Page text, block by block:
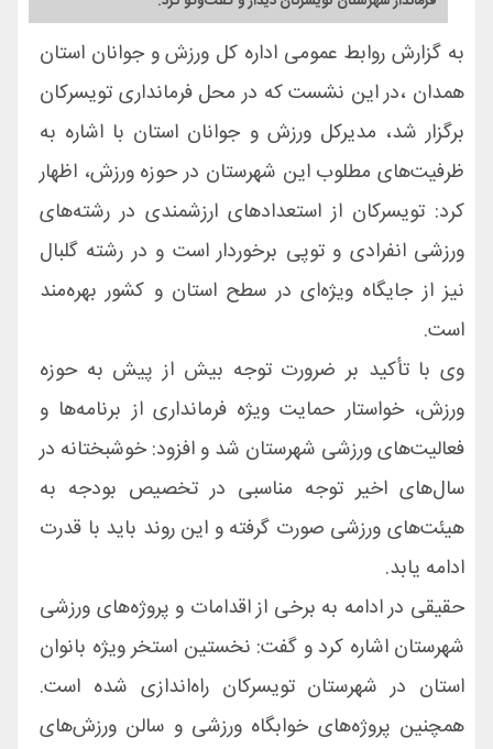
به گزارش روابط عمومی اداره کل ورزش و جوانان استان
همدان ،در این نشست که در محل فرمانداری تویسرکان
برگزار شد، مدیرکل ورزش و جوانان استان با اشاره به
ظرفیت‌های مطلوب این شهرستان در حوزه ورزش، اظهار
کرد: تویسرکان از استعدادهای ارزشمندی در رشته‌های
ورزشی انفرادی و توپی برخوردار است و در رشته گلبال
نیز از جایگاه ویژه‌ای در سطح استان و کشور بهره‌مند
است.
وی با تأکید بر ضرورت توجه بیش از پیش به حوزه
ورزش، خواستار حمایت ویژه فرمانداری از برنامه‌ها و
فعالیت‌های ورزشی شهرستان شد و افزود: خوشبختانه در
سال‌های اخیر توجه مناسبی در تخصیص بودجه به
هیئت‌های ورزشی صورت گرفته و این روند باید با قدرت
ادامه یابد.
حقیقی در ادامه به برخی از اقدامات و پروژه‌های ورزشی
شهرستان اشاره کرد و گفت: نخستین استخر ویژه بانوان
استان در شهرستان تویسرکان راه‌اندازی شده است.
همچنین پروژه‌های خوابگاه ورزشی و سالن ورزش‌های